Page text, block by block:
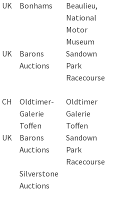
UK Bonhams
Beaulieu,
National
Motor
Museum
UK
Barons
Auctions
Sandown
Park
Racecourse
CH
Oldtimer-
Galerie
Toffen
Oldtimer
Galerie
Toffen
UK
Barons
Auctions
Sandown
Park
Racecourse
Silverstone
Auctions